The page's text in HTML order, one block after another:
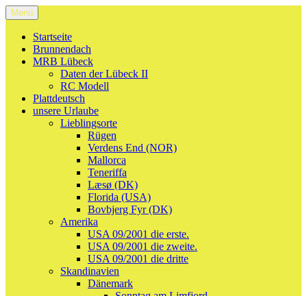
Zum
Inhalt
springen
Welcome to Holgy
…alles was mir so durch den Kopf geht.
Menü
Startseite
Brunnendach
MRB Lübeck
Daten der Lübeck II
RC Modell
Plattdeutsch
unsere Urlaube
Lieblingsorte
Rügen
Verdens End (NOR)
Mallorca
Teneriffa
Læsø (DK)
Florida (USA)
Bovbjerg Fyr (DK)
Amerika
USA 09/2001 die erste.
USA 09/2001 die zweite.
USA 09/2001 die dritte
Skandinavien
Dänemark